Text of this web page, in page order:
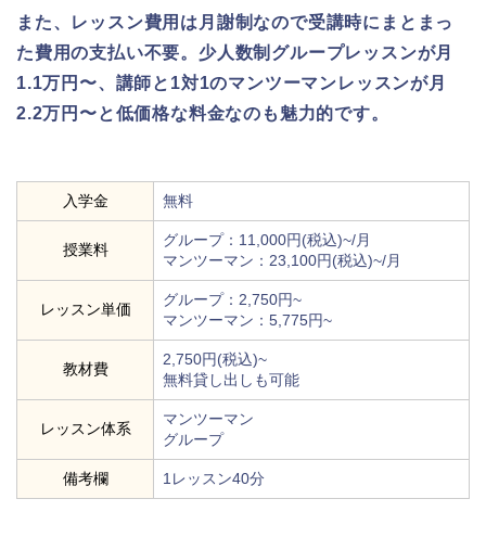
また、レッスン費用は月謝制なので受講時にまとまっ
た費用の支払い不要。少人数制グループレッスンが月
1.1万円〜、講師と1対1のマンツーマンレッスンが月
2.2万円〜と低価格な料金なのも魅力的です。
入学金 無料
授業料
グループ：11,000円(税込)~/月
マンツーマン：23,100円(税込)~/月
レッスン単価
グループ：2,750円~
マンツーマン：5,775円~
教材費
2,750円(税込)~
無料貸し出しも可能
レッスン体系
マンツーマン
グループ
備考欄 1レッスン40分